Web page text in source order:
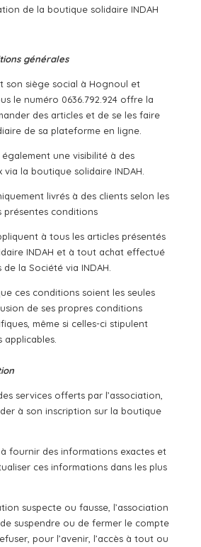
de la boutique solidaire INDAH
générales
son siège social à Hognoul et
le numéro 0636.792.924 offre la
des articles et de se les faire
de sa plateforme en ligne.
une visibilité à des
la boutique solidaire INDAH.
livrés à des clients selon les
présentes conditions
à tous les articles présentés
INDAH et à tout achat effectué
la Société via INDAH.
ces conditions soient les seules
de ses propres conditions
même si celles-ci stipulent
applicables.
services offerts par l’association,
à son inscription sur la boutique
fournir des informations exactes et
ces informations dans les plus
suspecte ou fausse, l’association
suspendre ou de fermer le compte
pour l’avenir, l’accès à tout ou